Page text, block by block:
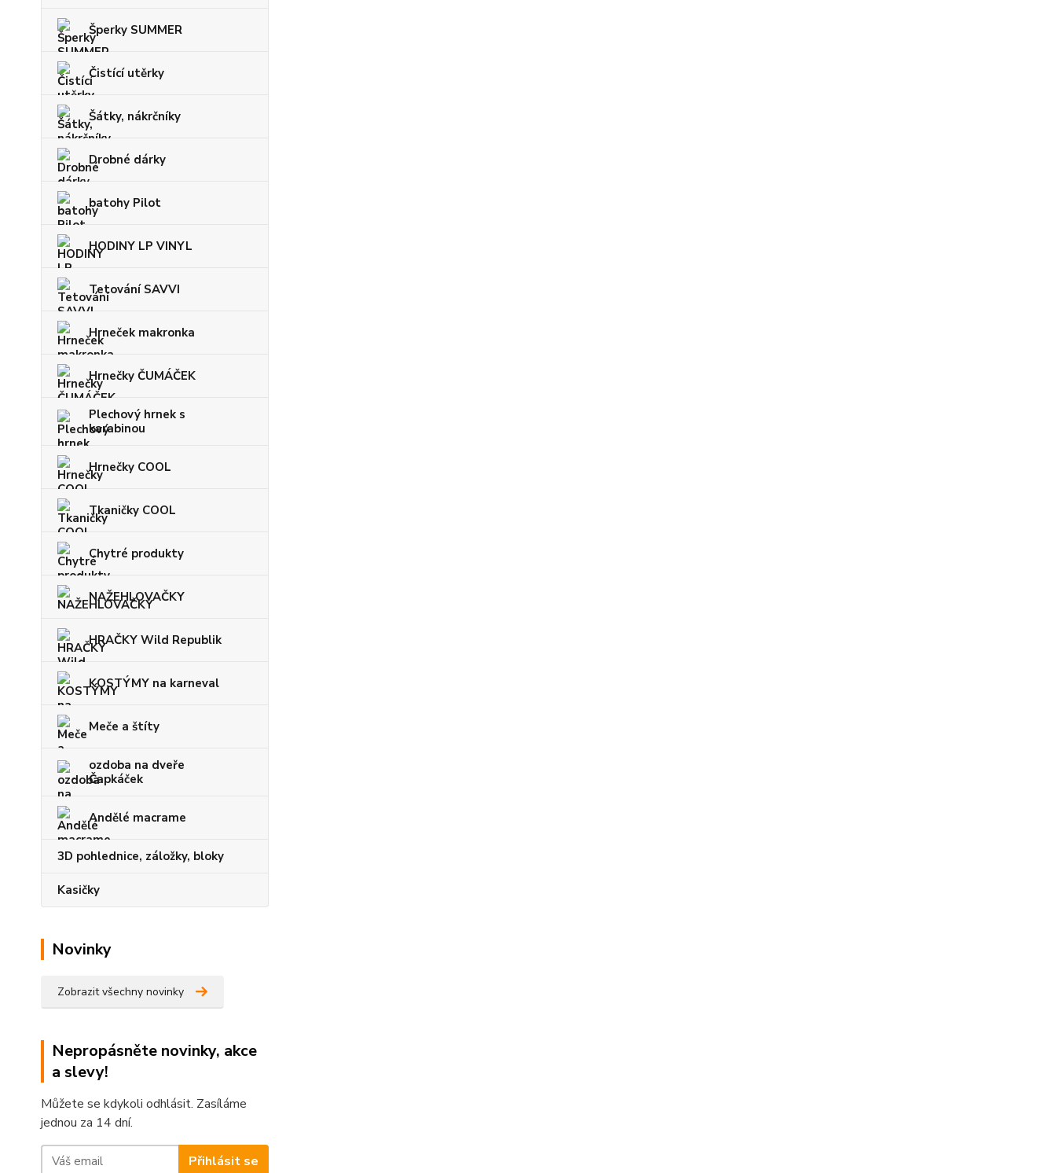
Šperky SUMMER
Čistící utěrky
Šátky, nákrčníky
Drobné dárky
batohy Pilot
HODINY LP VINYL
Tetování SAVVI
Hrneček makronka
Hrnečky ČUMÁČEK
Plechový hrnek s
karabinou
Hrnečky COOL
Tkaničky COOL
Chytré produkty
NAŽEHLOVAČKY
HRAČKY Wild Republik
KOSTÝMY na karneval
Meče a štíty
ozdoba na dveře
Čapkáček
Andělé macrame
3D pohlednice, záložky, bloky
Kasičky
Novinky
Zobrazit všechny novinky
Nepropásněte novinky, akce
a slevy!
Můžete se kdykoli odhlásit. Zasíláme
jednou za 14 dní.
Přihlásit se